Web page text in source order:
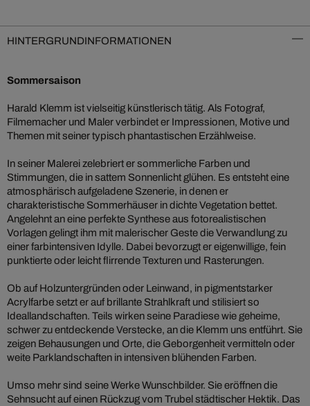
HINTERGRUNDINFORMATIONEN
Sommersaison
Harald Klemm ist vielseitig künstlerisch tätig. Als Fotograf,
Filmemacher und Maler verbindet er Impressionen, Motive und
Themen mit seiner typisch phantastischen Erzählweise.
In seiner Malerei zelebriert er sommerliche Farben und
Stimmungen, die in sattem Sonnenlicht glühen. Es entsteht eine
atmosphärisch aufgeladene Szenerie, in denen er
charakteristische Sommerhäuser in dichte Vegetation bettet.
Angelehnt an eine perfekte Synthese aus fotorealistischen
Vorlagen gelingt ihm mit malerischer Geste die Verwandlung zu
einer farbintensiven Idylle. Dabei bevorzugt er eigenwillige, fein
punktierte oder leicht flirrende Texturen und Rasterungen.
Ob auf Holzuntergründen oder Leinwand, in pigmentstarker
Acrylfarbe setzt er auf brillante Strahlkraft und stilisiert so
Ideallandschaften. Teils wirken seine Paradiese wie geheime,
schwer zu entdeckende Verstecke, an die Klemm uns entführt. Sie
zeigen Behausungen und Orte, die Geborgenheit vermitteln oder
weite Parklandschaften in intensiven blühenden Farben.
Umso mehr sind seine Werke Wunschbilder. Sie eröffnen die
Sehnsucht auf einen Rückzug vom Trubel städtischer Hektik. Das